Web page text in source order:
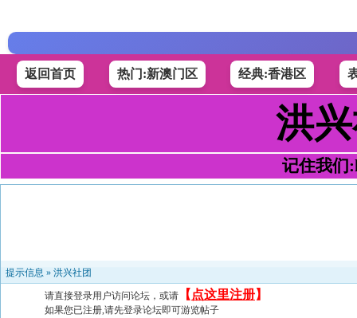
返回首页 热门:新澳门区 经典:香港区
洪
记住我们
提示信息 » 洪兴社团
请直接登录用户访问论坛，或请 【 点这里注册】
如果您已注册,请先登录论坛即可游览帖子